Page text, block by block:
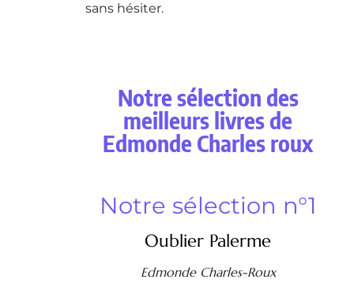
sans hésiter.
Notre sélection des
meilleurs livres de
Edmonde Charles roux
Notre sélection n°1
Oublier Palerme
Edmonde Charles-Roux